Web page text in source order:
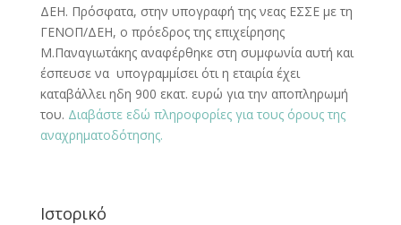
ΔΕΗ. Πρόσφατα, στην υπογραφή της νεας ΕΣΣΕ με τη
ΓΕΝΟΠ/ΔΕΗ, ο πρόεδρος της επιχείρησης
Μ.Παναγιωτάκης αναφέρθηκε στη συμφωνία αυτή και
έσπευσε να υπογραμμίσει ότι η εταιρία έχει
καταβάλλει ηδη 900 εκατ. ευρώ για την αποπληρωμή
του. Διαβάστε εδώ πληροφορίες για τους όρους της
αναχρηματοδότησης.
Ιστορικό